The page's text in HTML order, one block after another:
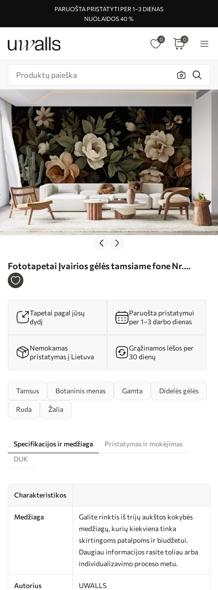
PARUOŠTA PRISTATYTI PER 1–3 DIENAS
NUOLAIDOS 40 %
0 0
Fototapetai Įvairios gėlės tamsiame fone Nr.
w02838
Tapetai pagal jūsų
dydį
Paruošta pristatymui
per 1–3 darbo dienas
Nemokamas
pristatymas į Lietuva
Grąžinamos lėšos per
30 dienų
Tamsus Botaninis menas Gamta Didelės gėlės
Ruda Žalia
Specifikacijos ir medžiaga
Pristatymas ir mokėjimas
DUK
Charakteristikos
Medžiaga
Galite rinktis iš trijų aukštos kokybės
medžiagų, kurių kiekviena tinka
skirtingoms patalpoms ir biudžetui.
Daugiau informacijos rasite toliau arba
individualizavimo proceso metu.
Autorius UWALLS